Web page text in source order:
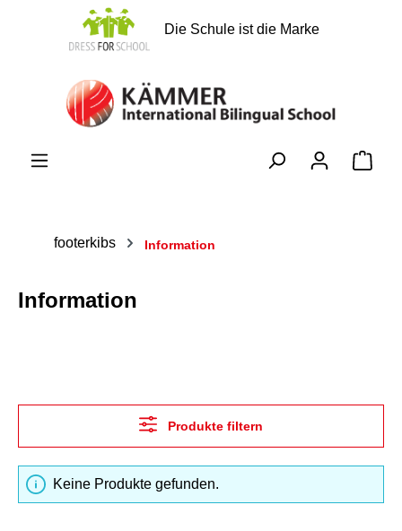
springen
Die Schule ist die Marke
footerkibs Information
Information
Produkte filtern
Keine Produkte gefunden.